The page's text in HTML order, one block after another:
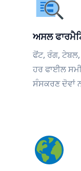
ਅਸਲ
ਫੋਂਟ, ਰੰਗ,
ਹਰ ਫਾਈਲ
ਸੰਸਕਰਣ ਦੋਵਾਂ